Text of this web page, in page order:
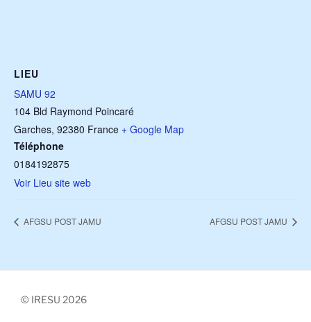
LIEU
SAMU 92
104 Bld Raymond Poincaré
Garches, 92380 France + Google Map
Téléphone
0184192875
Voir Lieu site web
AFGSU POST JAMU AFGSU POST JAMU
© IRESU 2026